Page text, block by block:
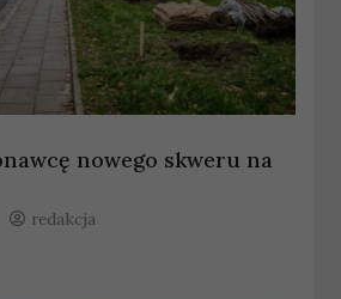
nowego skweru na
redakcja